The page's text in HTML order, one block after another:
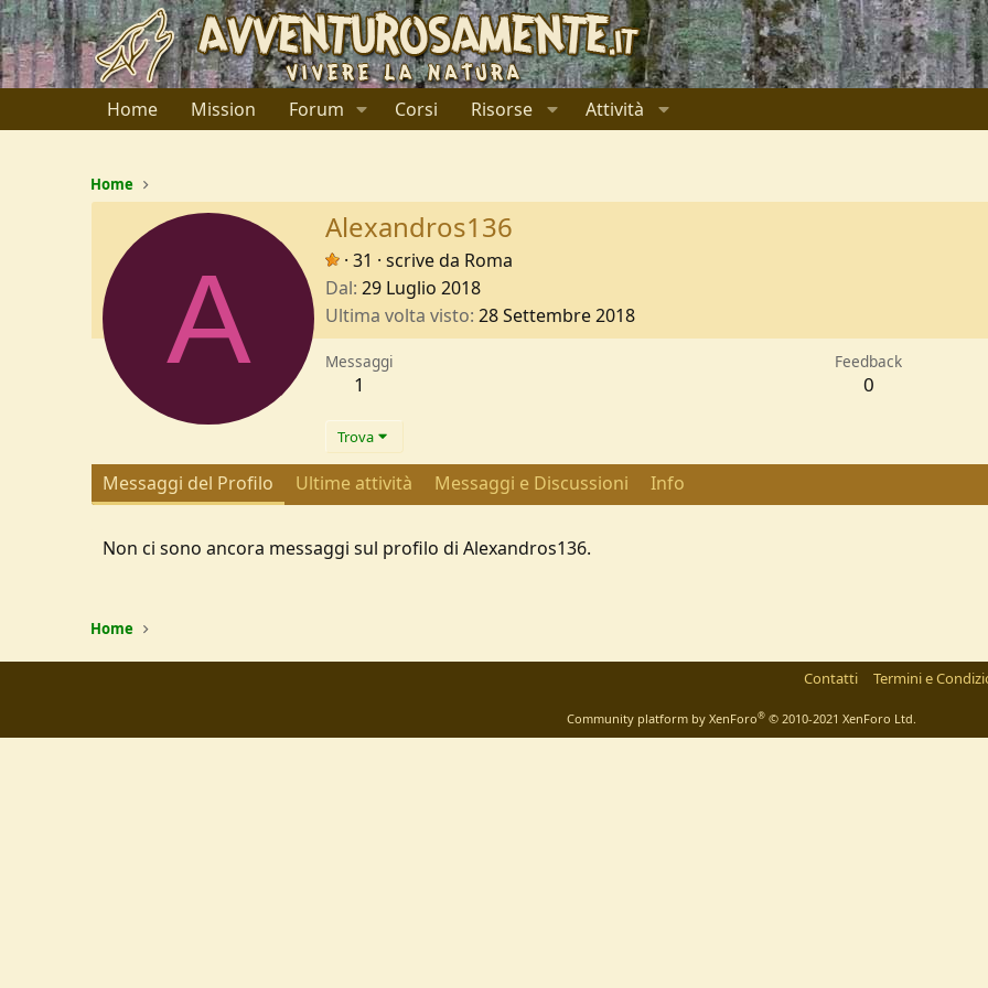
Home Mission Forum Corsi Risorse Attività
Home
A
Alexandros136
· 31 · scrive da Roma
Dal 29 Luglio 2018
Ultima volta visto 28 Settembre 2018
Messaggi
1
Feedback
0
Trova
Messaggi del Profilo Ultime attività Messaggi e Discussioni Info
Non ci sono ancora messaggi sul profilo di Alexandros136.
Home
Contatti Termini e
Community platform by XenForo® © 2010-2021 XenForo Ltd.